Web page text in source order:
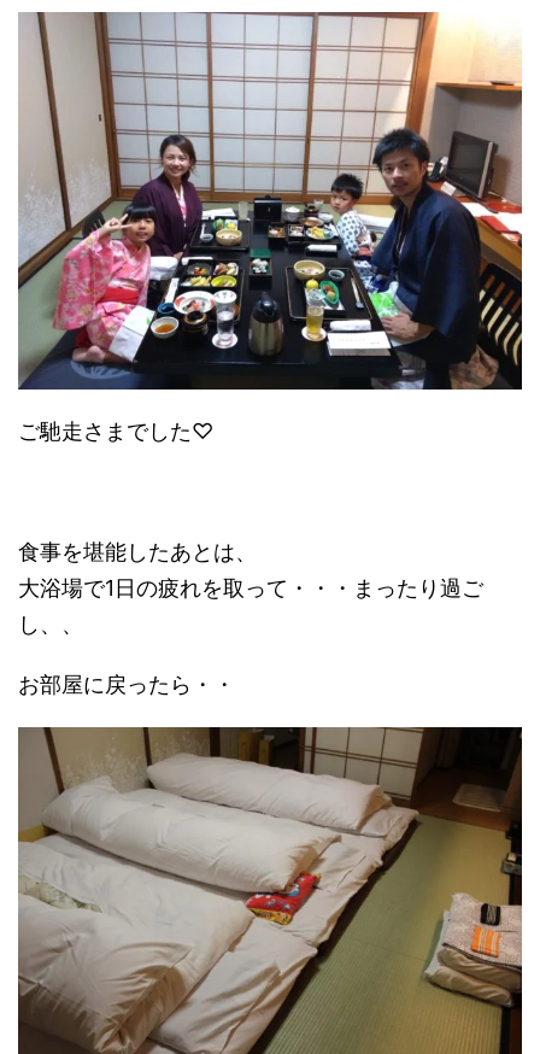
ご馳走さまでした♡
食事を堪能したあとは、
大浴場で1日の疲れを取って・・・まったり過ご
し、、
お部屋に戻ったら・・